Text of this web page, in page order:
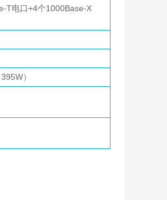
T电口+4个1000Base-X
）